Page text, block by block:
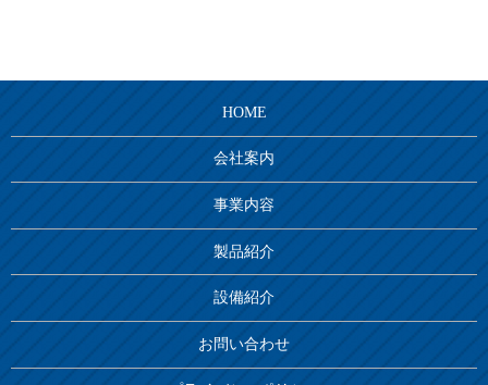
HOME
会社案内
事業内容
製品紹介
設備紹介
お問い合わせ